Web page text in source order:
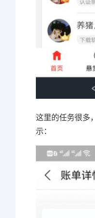
这里的任务很多
示：